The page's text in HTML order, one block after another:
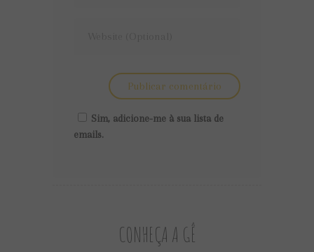
Sim, adicione-me à sua lista de
emails.
CONHEÇA A GÊ